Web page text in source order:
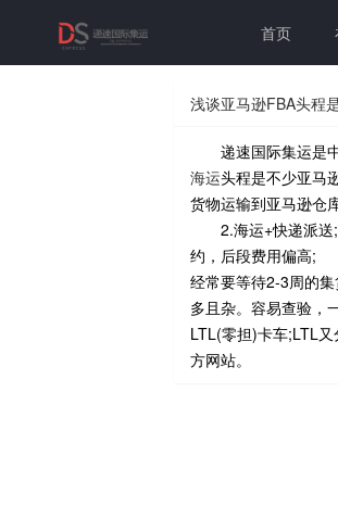
首页
浅谈亚马逊FBA头程
递速国际集运是中
海运头程是不少亚马
货物运输到亚马逊
2.海运+快递派送
约，后段费用偏高;
经常要等待2-3周的
多且杂。容易查验
LTL(零担)卡车;LTL
方网站。